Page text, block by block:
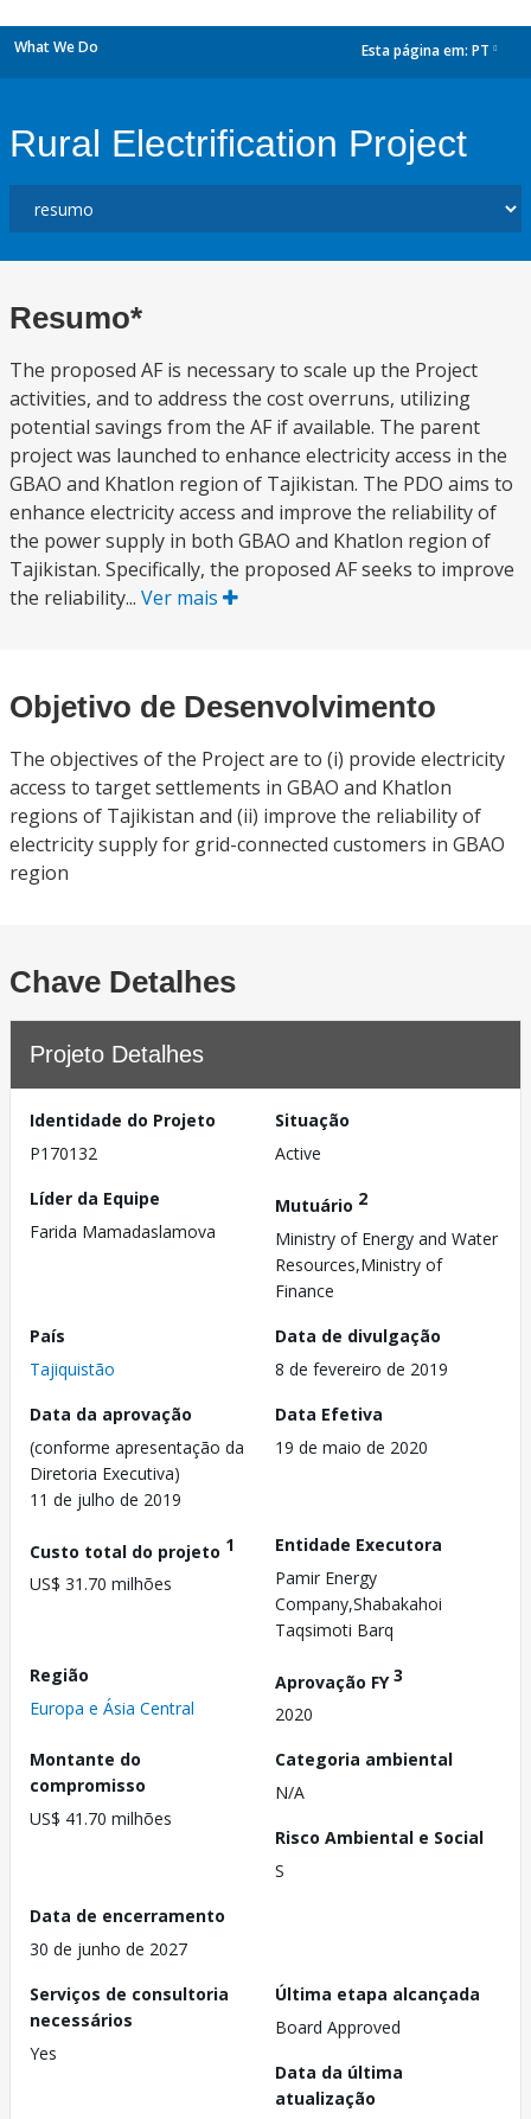
What We Do Esta página em: PT
Rural Electrification Project
Resumo*
The proposed AF is necessary to scale up the Project
activities, and to address the cost overruns, utilizing
potential savings from the AF if available. The parent
project was launched to enhance electricity access in the
GBAO and Khatlon region of Tajikistan. The PDO aims to
enhance electricity access and improve the reliability of
the power supply in both GBAO and Khatlon region of
Tajikistan. Specifically, the proposed AF seeks to improve
the reliability... Ver mais
Objetivo de Desenvolvimento
The objectives of the Project are to (i) provide electricity
access to target settlements in GBAO and Khatlon
regions of Tajikistan and (ii) improve the reliability of
electricity supply for grid-connected customers in GBAO
region
Chave Detalhes
Projeto Detalhes
Identidade do Projeto
P170132
Situação
Active
Líder da Equipe
Farida Mamadaslamova
Mutuário 2
Ministry of Energy and Water
Resources,Ministry of
Finance
País
Tajiquistão
Data de divulgação
8 de fevereiro de 2019
Data da aprovação
(conforme apresentação da
Diretoria Executiva)
11 de julho de 2019
Data Efetiva
19 de maio de 2020
Custo total do projeto 1
US$ 31.70 milhões
Entidade Executora
Pamir Energy
Company,Shabakahoi
Taqsimoti Barq
Região
Europa e Ásia Central
Aprovação FY3
2020
Montante do
compromisso
US$ 41.70 milhões
Categoria ambiental
N/A
Risco Ambiental e Social
S
Data de encerramento
30 de junho de 2027
Serviços de consultoria
necessários
Yes
Última etapa alcançada
Board Approved
Data da última
atualização